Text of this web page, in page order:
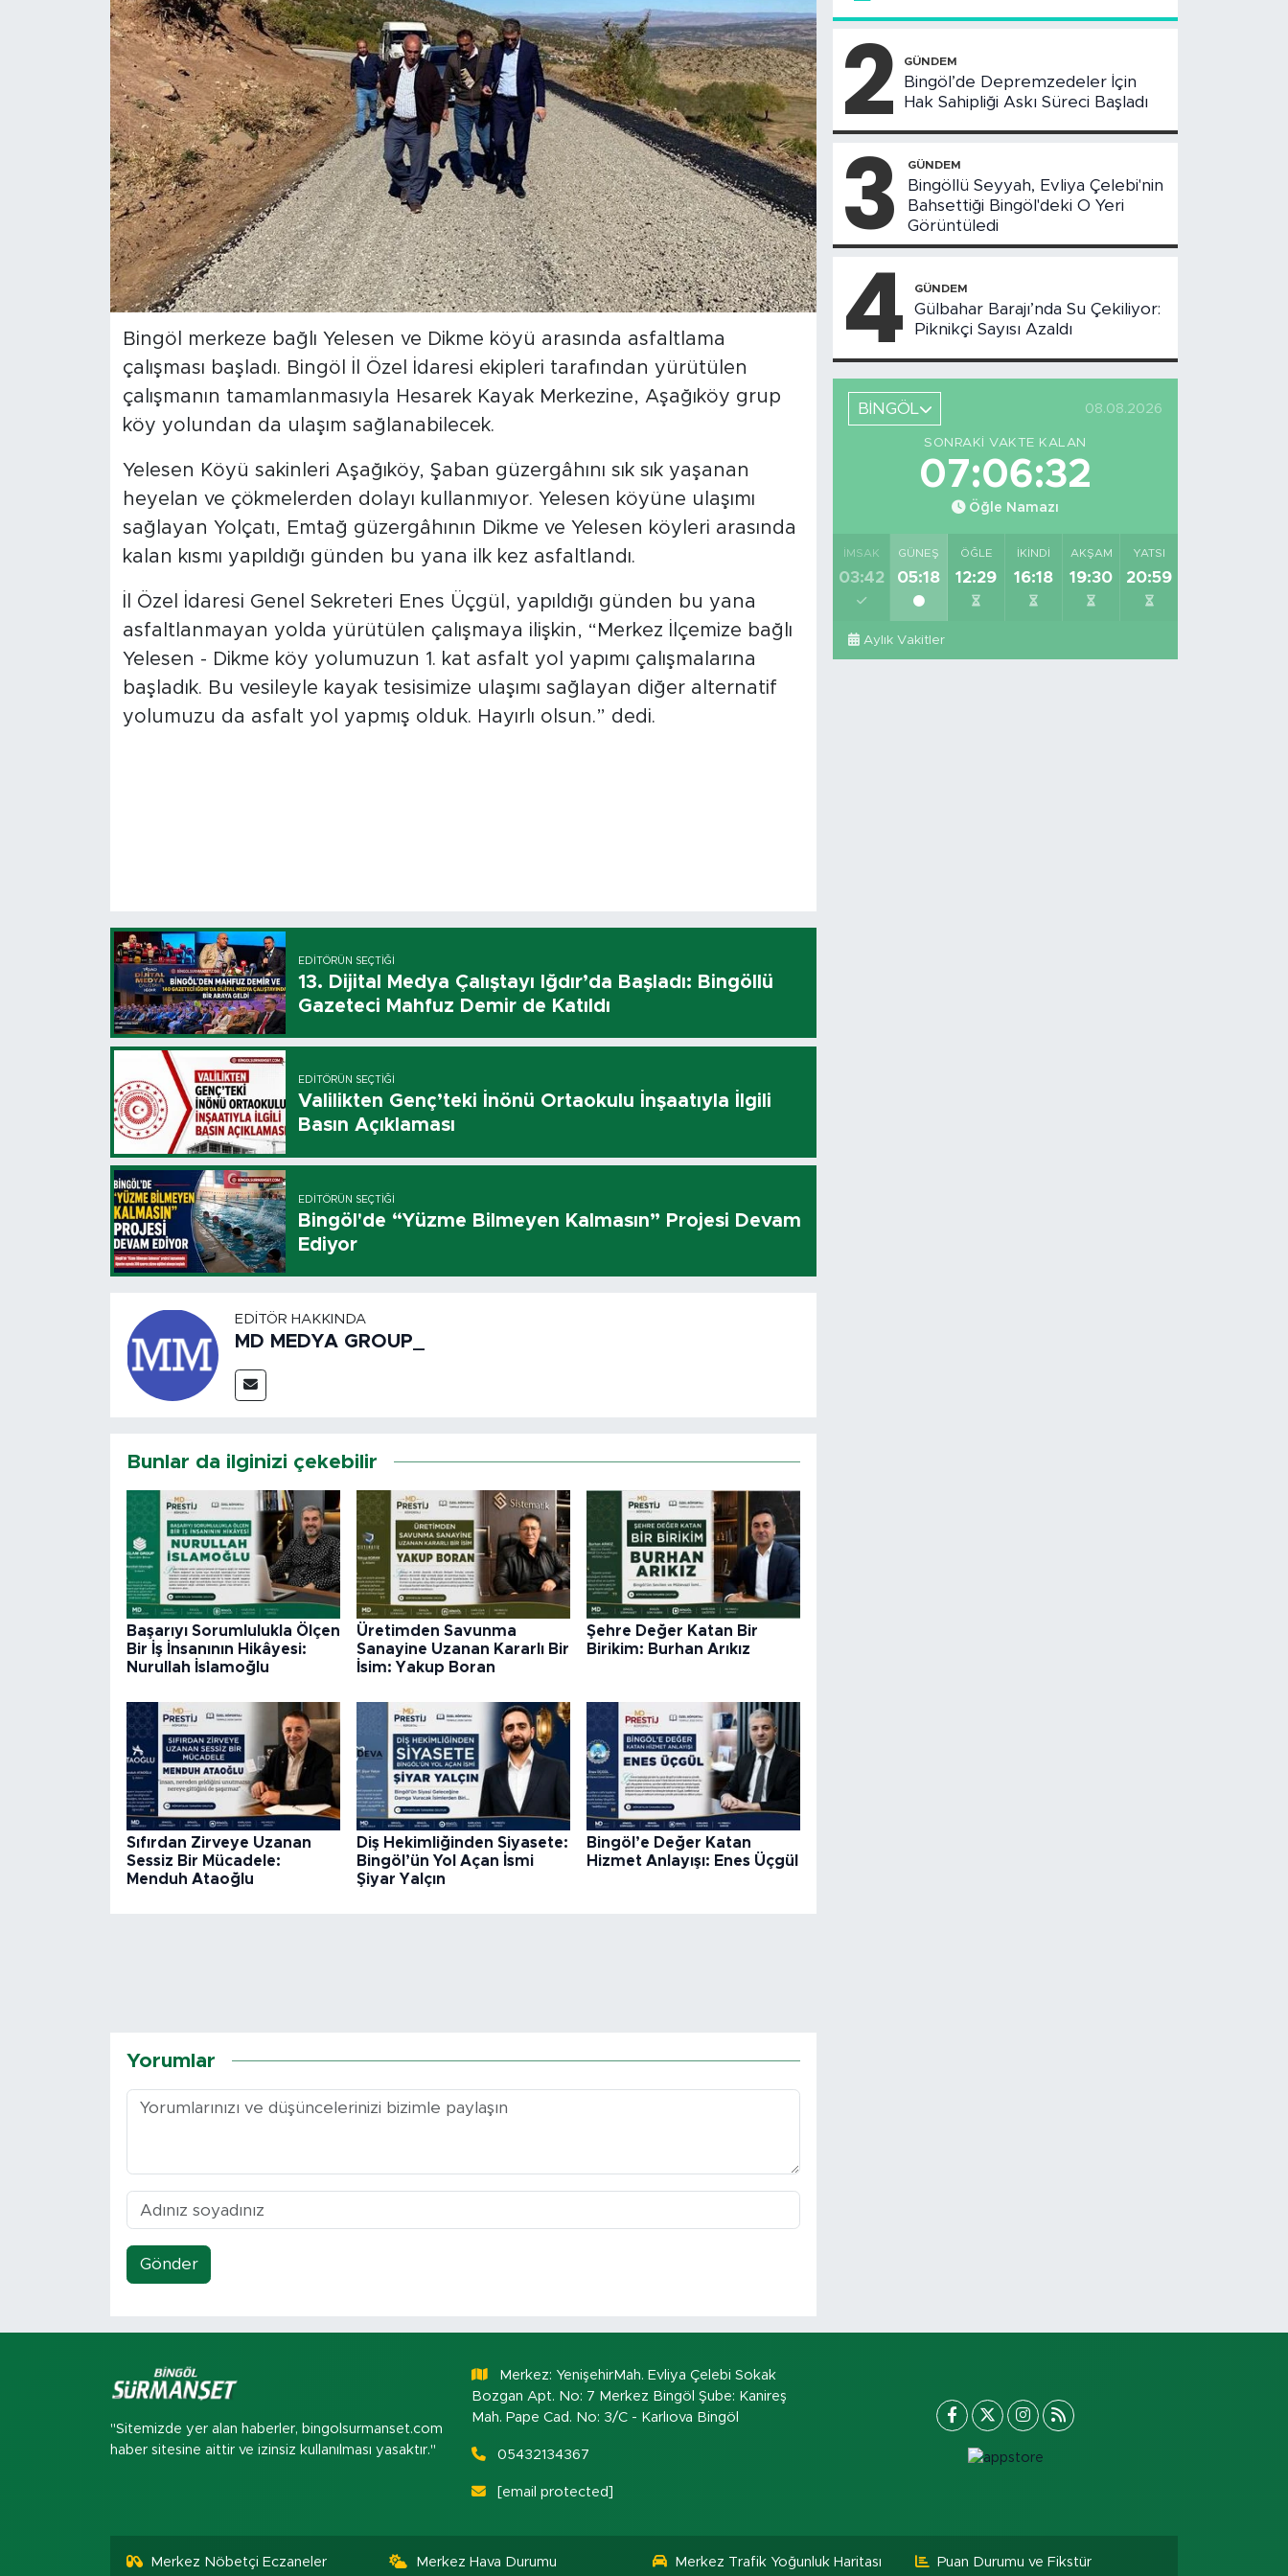
Bingöl merkeze bağlı Yelesen ve Dikme köyü arasında asfaltlama
çalışması başladı. Bingöl İl Özel İdaresi ekipleri tarafından yürütülen
çalışmanın tamamlanmasıyla Hesarek Kayak Merkezine, Aşağıköy grup
köy yolundan da ulaşım sağlanabilecek.
Yelesen Köyü sakinleri Aşağıköy, Şaban güzergâhını sık sık yaşanan
heyelan ve çökmelerden dolayı kullanmıyor. Yelesen köyüne ulaşımı
sağlayan Yolçatı, Emtağ güzergâhının Dikme ve Yelesen köyleri arasında
kalan kısmı yapıldığı günden bu yana ilk kez asfaltlandı.
İl Özel İdaresi Genel Sekreteri Enes Üçgül, yapıldığı günden bu yana
asfaltlanmayan yolda yürütülen çalışmaya ilişkin, “Merkez İlçemize bağlı
Yelesen - Dikme köy yolumuzun 1. kat asfalt yol yapımı çalışmalarına
başladık. Bu vesileyle kayak tesisimize ulaşımı sağlayan diğer alternatif
yolumuzu da asfalt yol yapmış olduk. Hayırlı olsun.” dedi.
EDITÖRÜN SEÇTIĞI
13. Dijital Medya Çalıştayı Iğdır’da Başladı: Bingöllü
Gazeteci Mahfuz Demir de Katıldı
EDITÖRÜN SEÇTIĞI
Valilikten Genç’teki İnönü Ortaokulu İnşaatıyla İlgili
Basın Açıklaması
EDITÖRÜN SEÇTIĞI
Bingöl'de “Yüzme Bilmeyen Kalmasın” Projesi Devam
Ediyor
EDITÖR HAKKINDA
MD MEDYA GROUP_
Bunlar da ilginizi çekebilir
Başarıyı Sorumlulukla Ölçen
Bir İş İnsanının Hikâyesi:
Nurullah İslamoğlu
Üretimden Savunma
Sanayine Uzanan Kararlı Bir
İsim: Yakup Boran
Şehre Değer Katan Bir
Birikim: Burhan Arıkız
Sıfırdan Zirveye Uzanan
Sessiz Bir Mücadele:
Menduh Ataoğlu
Diş Hekimliğinden Siyasete:
Bingöl’ün Yol Açan İsmi
Şiyar Yalçın
Bingöl’e Değer Katan
Hizmet Anlayışı: Enes Üçgül
Yorumlar
Gönder
2 GÜNDEM
Bingöl’de Depremzedeler İçin
Hak Sahipliği Askı Süreci Başladı
3 GÜNDEM
Bingöllü Seyyah, Evliya Çelebi'nin
Bahsettiği Bingöl'deki O Yeri
Görüntüledi
4 GÜNDEM
Gülbahar Barajı’nda Su Çekiliyor:
Piknikçi Sayısı Azaldı
BİNGÖL 08.08.2026
SONRAKI VAKTE KALAN
07:06:31
Öğle Namazı
İMSAK
03:42
GÜNEŞ
05:18
ÖĞLE
12:29
İKINDI
16:18
AKŞAM
19:30
YATSI
20:59
Aylık Vakitler
"Sitemizde yer alan haberler, bingolsurmanset.com
haber sitesine aittir ve izinsiz kullanılması yasaktır."
Merkez: YenişehirMah. Evliya Çelebi Sokak
Bozgan Apt. No: 7 Merkez Bingöl Şube: Kanireş
Mah. Pape Cad. No: 3/C - Karlıova Bingöl
05432134367
[email protected]
Merkez Nöbetçi Eczaneler Merkez Hava Durumu Merkez Trafik Yoğunluk Haritası Puan Durumu ve Fikstür
Yaşam
Ekonomi
Hava Durumu
Bingöl Kaza Haberleri